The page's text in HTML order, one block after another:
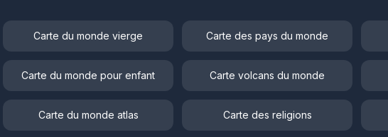
Carte du monde vierge Carte des pays du monde
Carte du monde pour enfant Carte volcans du monde
Carte du monde atlas Carte des religions